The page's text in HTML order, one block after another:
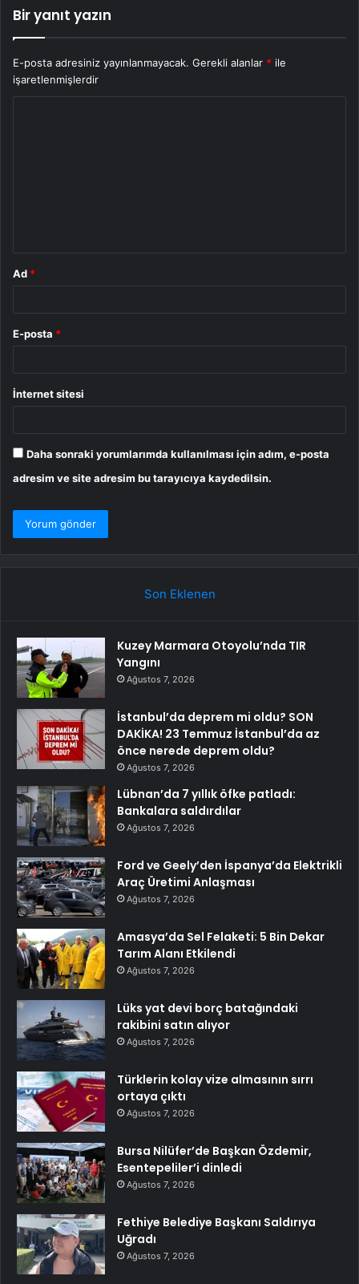
Bir yanıt yazın
E-posta adresiniz yayınlanmayacak. Gerekli alanlar * ile
işaretlenmişlerdir
Ad *
E-posta *
İnternet sitesi
Daha sonraki yorumlarımda kullanılması için adım, e-posta
adresim ve site adresim bu tarayıcıya kaydedilsin.
Son Eklenen
Kuzey Marmara Otoyolu’nda TIR
Yangını
Ağustos 7, 2026
İstanbul’da deprem mi oldu? SON
DAKİKA! 23 Temmuz İstanbul’da az
önce nerede deprem oldu?
Ağustos 7, 2026
Lübnan’da 7 yıllık öfke patladı:
Bankalara saldırdılar
Ağustos 7, 2026
Ford ve Geely’den İspanya’da Elektrikli
Araç Üretimi Anlaşması
Ağustos 7, 2026
Amasya’da Sel Felaketi: 5 Bin Dekar
Tarım Alanı Etkilendi
Ağustos 7, 2026
Lüks yat devi borç batağındaki
rakibini satın alıyor
Ağustos 7, 2026
Türklerin kolay vize almasının sırrı
ortaya çıktı
Ağustos 7, 2026
Bursa Nilüfer’de Başkan Özdemir,
Esentepeliler’i dinledi
Ağustos 7, 2026
Fethiye Belediye Başkanı Saldırıya
Uğradı
Ağustos 7, 2026